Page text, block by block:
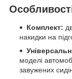
Комплект:
накидки на
моделі
завужених